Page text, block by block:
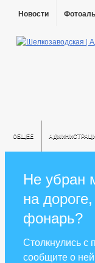
Новости
ОБЩЕЕ
Не убран
на
фонарь?
Столкнулись
сообщите о